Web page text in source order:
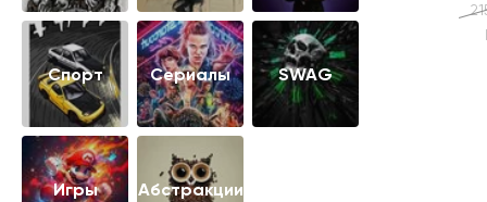
Cпорт Сериалы SWAG
Игры Абстракции